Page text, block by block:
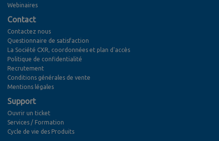
Webinaires
Contact
Contactez nous
Questionnaire de satisfaction
La Société CXR, coordonnées et plan d'accès
Politique de confidentialité
Recrutement
Conditions générales de vente
Mentions légales
Support
Ouvrir un ticket
Services / Formation
Cycle de vie des Produits